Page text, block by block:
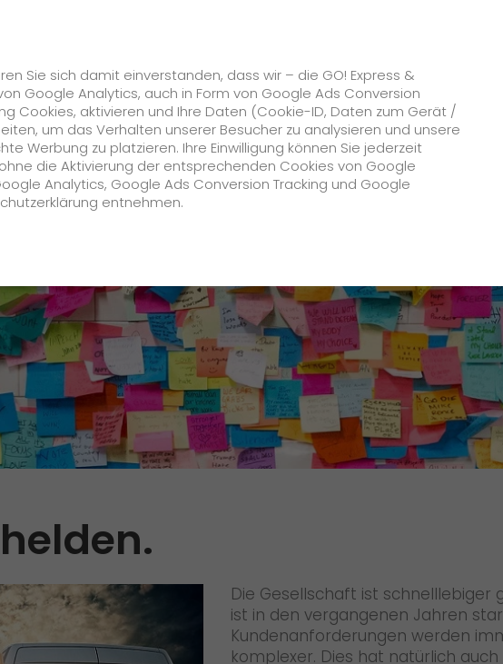
GO! Solutions GO! Value Added Services
Unternehmen
Daten & Fakten
Historie
CSR
Qualität
Zertifizierungen
Auszeichnungen
Pressematerial
GO! Pressekontakt
+
Logistikhelden.
Die Gesellschaft ist schnelllebiger
ist in den vergangenen Jahren
Kundenanforderungen werden
komplexer. Dies hat natürlich
Sie sich damit einverstanden, dass wir – die GO! Express &
Google Analytics, auch in Form von Google Ads Conversion
Cookies, aktivieren und Ihre Daten (Cookie-ID, Daten zum Gerät /
um das Verhalten unserer Besucher zu analysieren und unsere
Werbung zu platzieren. Ihre Einwilligung können Sie jederzeit
die Aktivierung der entsprechenden Cookies von Google
Analytics, Google Ads Conversion Tracking und Google
entnehmen.